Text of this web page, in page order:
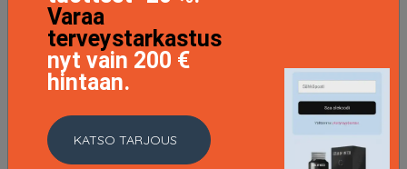
Varaa
terveystarkastus
nyt vain 200 €
hintaan.
KATSO TARJOUS